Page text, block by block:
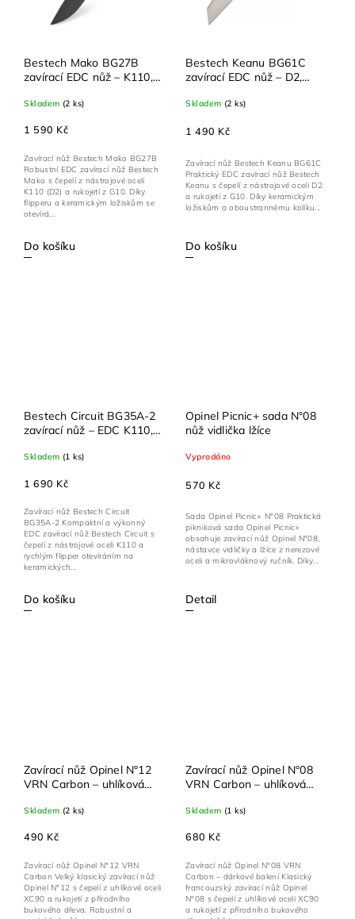
Bestech Mako BG27B
zavírací EDC nůž – K110,
Skladem (2 ks)
1 590 Kč
Do košíku
Zavírací nůž Bestech Mako BG27B
Robustní EDC zavírací nůž Bestech
Mako s čepelí z nástrojové oceli
K110 (D2) a rukojetí z G10. Díky
flipperu a keramickým ložiskům se
otevírá...
Bestech Keanu BG61C
zavírací EDC nůž – D2,
stud
Skladem (2 ks)
1 490 Kč
Do košíku
Zavírací nůž Bestech Keanu BG61C
Praktický EDC zavírací nůž Bestech
Keanu s čepelí z nástrojové oceli D2
a rukojetí z G10. Díky keramickým
ložiskům a oboustrannému kolíku...
Bestech Circuit BG35A-2
zavírací nůž – EDC K110,
Skladem (1 ks)
1 690 Kč
Do košíku
Zavírací nůž Bestech Circuit
BG35A-2 Kompaktní a výkonný
EDC zavírací nůž Bestech Circuit s
čepelí z nástrojové oceli K110 a
rychlým flipper otevíráním na
keramických...
Opinel Picnic+ sada N°08
nůž vidlička lžíce
Vyprodáno
570 Kč
Detail
Sada Opinel Picnic+ N°08 Praktická
pikniková sada Opinel Picnic+
obsahuje zavírací nůž Opinel N°08,
nástavce vidličky a lžíce z nerezové
oceli a mikrovláknový ručník. Díky...
Zavírací nůž Opinel N°12
VRN Carbon – uhlíková
Skladem (2 ks)
490 Kč
Zavírací nůž Opinel N°12 VRN
Carbon Velký klasický zavírací nůž
Opinel N°12 s čepelí z uhlíkové oceli
XC90 a rukojetí z přírodního
bukového dřeva. Robustní a
Zavírací nůž Opinel N°08
VRN Carbon – uhlíková
pouzdro a dřevěná
Skladem (1 ks)
680 Kč
Zavírací nůž Opinel N°08 VRN
Carbon – dárkové balení Klasický
francouzský zavírací nůž Opinel
N°08 s čepelí z uhlíkové oceli XC90
a rukojetí z přírodního bukového